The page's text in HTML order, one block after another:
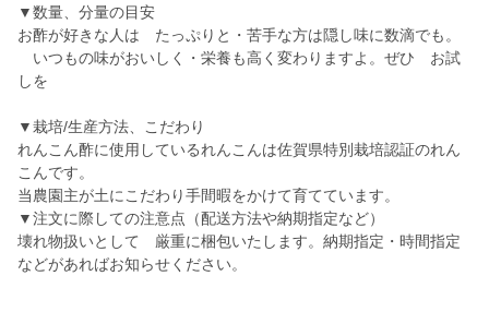
▼数量、分量の目安
お酢が好きな人は たっぷりと・苦手な方は隠し味に数滴でも。
いつもの味がおいしく・栄養も高く変わりますよ。ぜひ お試
しを
▼栽培/生産方法、こだわり
れんこん酢に使用しているれんこんは佐賀県特別栽培認証のれん
こんです。
当農園主が土にこだわり手間暇をかけて育てています。
▼注文に際しての注意点（配送方法や納期指定など）
壊れ物扱いとして 厳重に梱包いたします。納期指定・時間指定
などがあればお知らせください。